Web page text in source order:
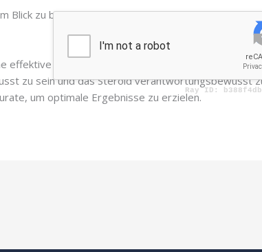
Blick zu behalten und bei auftretenden
effektive Unterstützung für Bodybuilder sein, die
zu sein und das Steroid verantwortungsbewusst
um optimale Ergebnisse zu erzielen.